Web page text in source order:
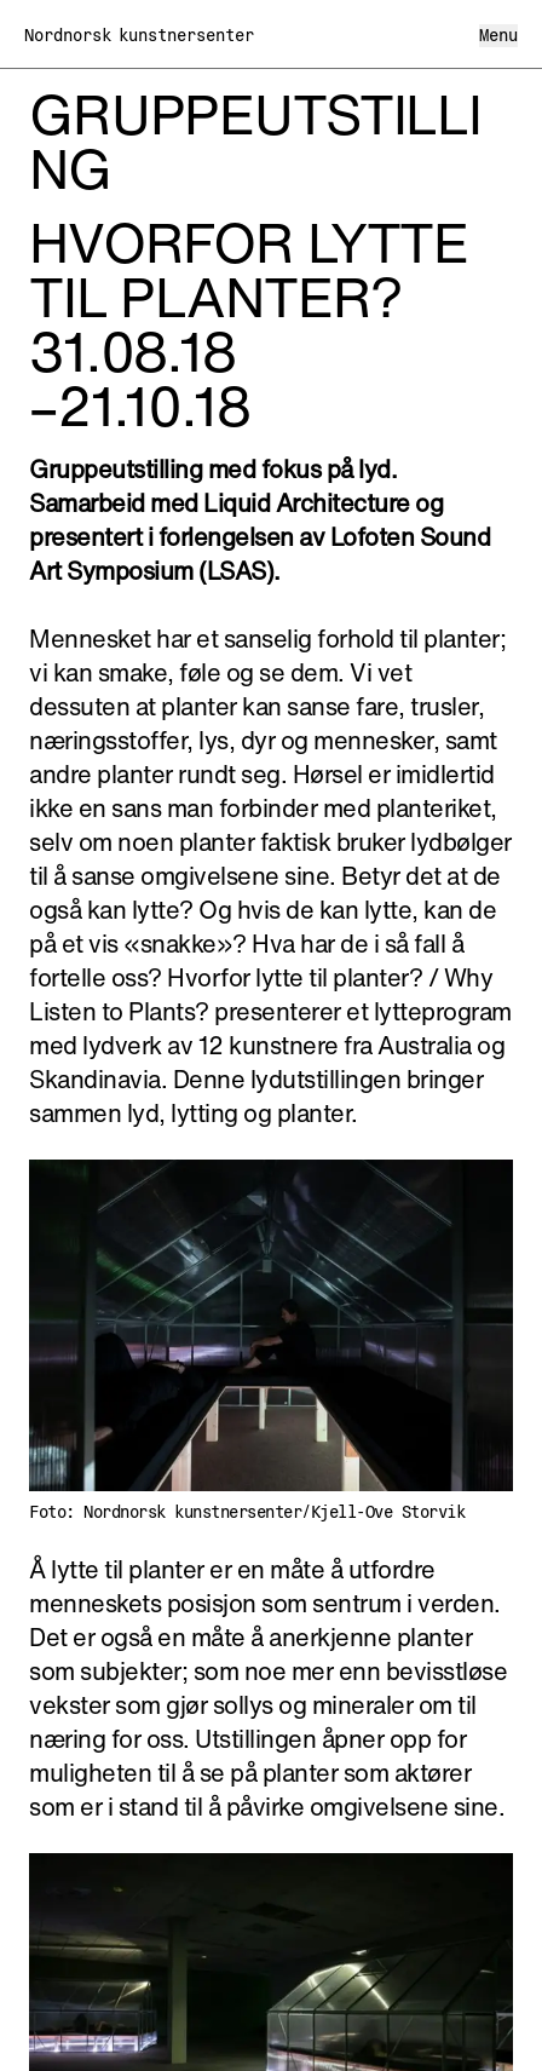
Nordnorsk kunstnersenter Menu
Hva skjer
Hva vi gjør
Lofoten internasjonale kunstfestival LIAF
Kunstnerhuset Svolvær
Kunsthandel
Kunst i offentlig rom
Nordnorsk kunstnerregister
Nordnorsk kunstnersenter på tur
Prosjektmidler
Om oss
Organisasjon og styre
Årsmøte
Samarbeidspartnere og nettverk
Personvernerklæring
Arkiv
Nyheter
Tirsdag–Søndag 10–16
Mandag Stengt
Adress:
Torget 20, Svolvæer
+47 400 89 595
31.08.18
–21.10.18
GRUPPEUTSTILLI
NG
HVORFOR LYTTE
TIL PLANTER?
Gruppeutstilling med fokus på lyd.
Samarbeid med Liquid Architecture og
presentert i forlengelsen av Lofoten Sound
Art Symposium (LSAS).
Mennesket har et sanselig forhold til planter;
vi kan smake, føle og se dem. Vi vet
dessuten at planter kan sanse fare, trusler,
næringsstoffer, lys, dyr og mennesker, samt
andre planter rundt seg. Hørsel er imidlertid
ikke en sans man forbinder med planteriket,
selv om noen planter faktisk bruker lydbølger
til å sanse omgivelsene sine. Betyr det at de
også kan lytte? Og hvis de kan lytte, kan de
på et vis «snakke»? Hva har de i så fall å
fortelle oss? Hvorfor lytte til planter? / Why
Listen to Plants? presenterer et lytteprogram
med lydverk av 12 kunstnere fra Australia og
Skandinavia. Denne lydutstillingen bringer
sammen lyd, lytting og planter.
Foto: Nordnorsk kunstnersenter/Kjell-Ove Storvik
Å lytte til planter er en måte å utfordre
menneskets posisjon som sentrum i verden.
Det er også en måte å anerkjenne planter
som subjekter; som noe mer enn bevisstløse
vekster som gjør sollys og mineraler om til
næring for oss. Utstillingen åpner opp for
muligheten til å se på planter som aktører
som er i stand til å påvirke omgivelsene sine.